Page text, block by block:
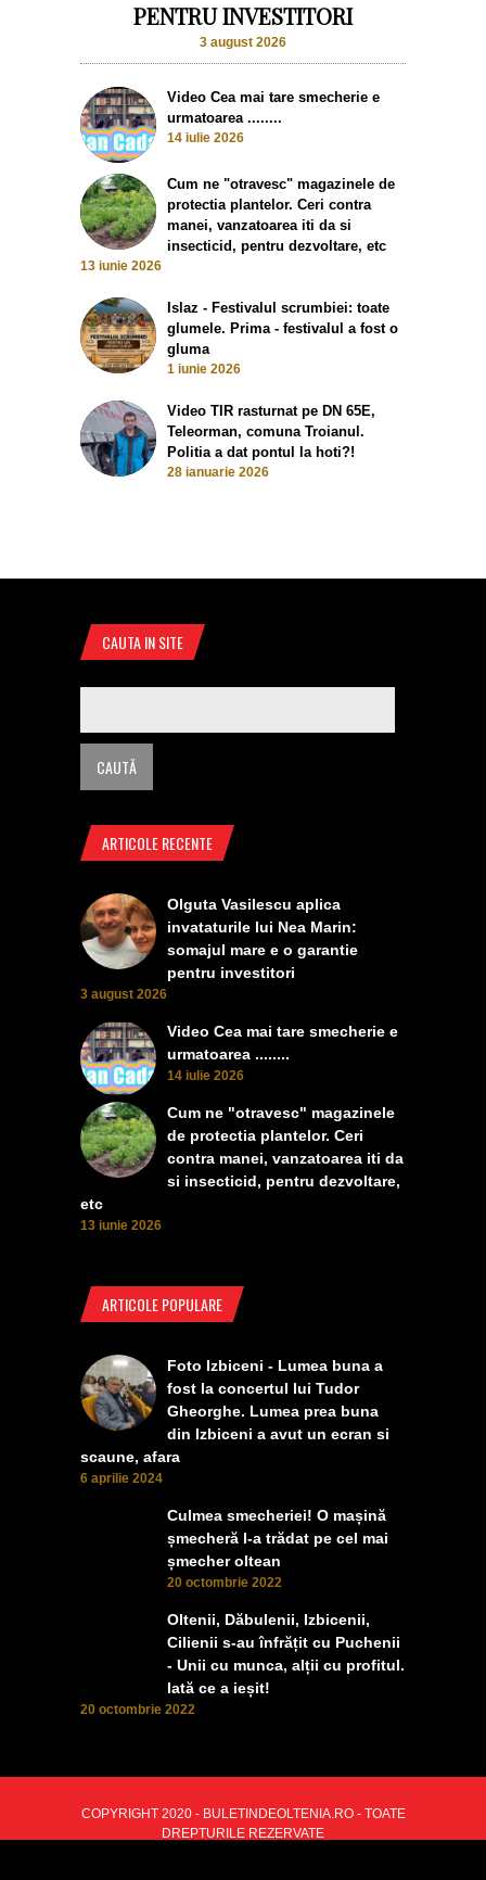
PENTRU INVESTITORI
3 august 2026
Video Cea mai tare smecherie e
urmatoarea ........
14 iulie 2026
Cum ne "otravesc" magazinele de
protectia plantelor. Ceri contra
manei, vanzatoarea iti da si
insecticid, pentru dezvoltare, etc
13 iunie 2026
Islaz - Festivalul scrumbiei: toate
glumele. Prima - festivalul a fost o
gluma
1 iunie 2026
Video TIR rasturnat pe DN 65E,
Teleorman, comuna Troianul.
Politia a dat pontul la hoti?!
28 ianuarie 2026
CAUTA IN SITE
ARTICOLE RECENTE
Olguta Vasilescu aplica
invataturile lui Nea Marin:
somajul mare e o garantie
pentru investitori
3 august 2026
Video Cea mai tare smecherie e
urmatoarea ........
14 iulie 2026
Cum ne "otravesc" magazinele
de protectia plantelor. Ceri
contra manei, vanzatoarea iti da
si insecticid, pentru dezvoltare,
etc
13 iunie 2026
ARTICOLE POPULARE
Foto Izbiceni - Lumea buna a
fost la concertul lui Tudor
Gheorghe. Lumea prea buna
din Izbiceni a avut un ecran si
scaune, afara
6 aprilie 2024
Culmea smecheriei! O mașină
șmecheră l-a trădat pe cel mai
șmecher oltean
20 octombrie 2022
Oltenii, Dăbulenii, Izbicenii,
Cilienii s-au înfrățit cu Puchenii
- Unii cu munca, alții cu profitul.
Iată ce a ieșit!
20 octombrie 2022
COPYRIGHT 2020 - BULETINDEOLTENIA.RO - TOATE
DREPTURILE REZERVATE